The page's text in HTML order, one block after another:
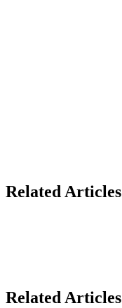
Related Articles
Related Articles